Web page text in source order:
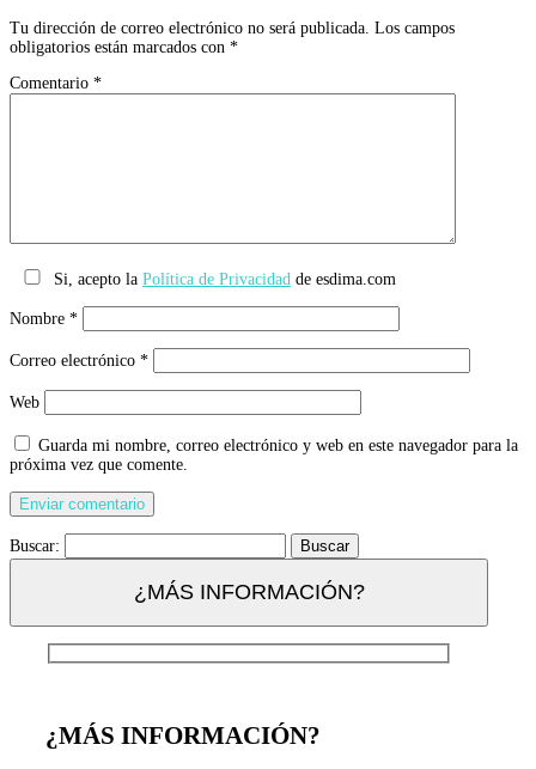
Tu dirección de correo electrónico no será publicada. Los campos
obligatorios están marcados con *
Comentario *
Si, acepto la Política de Privacidad de esdima.com
Nombre *
Correo electrónico *
Web
Guarda mi nombre, correo electrónico y web en este navegador para la
próxima vez que comente.
Buscar:
¿MÁS INFORMACIÓN?
¿MÁS INFORMACIÓN?